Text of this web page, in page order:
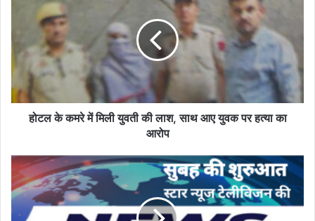
युवती
की
लाश,
साथ
हत्या
का
आरोप
होटल के कमरे में मिली युवती की लाश, साथ आए युवक पर हत्या का
आरोप
गुरुवार,
12
जून
2025